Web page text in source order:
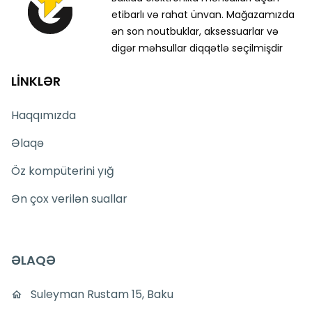
etibarlı və rahat ünvan. Mağazamızda
ən son noutbuklar, aksessuarlar və
digər məhsullar diqqətlə seçilmişdir
LİNKLƏR
Haqqımızda
Əlaqə
Öz kompüterini yığ
Ən çox verilən suallar
ƏLAQƏ
Suleyman Rustam 15, Baku